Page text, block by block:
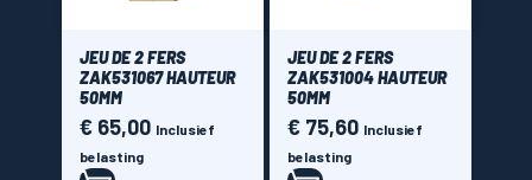
JEU DE 2 FERS
ZAK531067 HAUTEUR
50MM
Prijs
€ 65,00 Inclusief
belasting
JEU DE 2 FERS
ZAK531004 HAUTEUR
50MM
Prijs
€ 75,60 Inclusief
belasting